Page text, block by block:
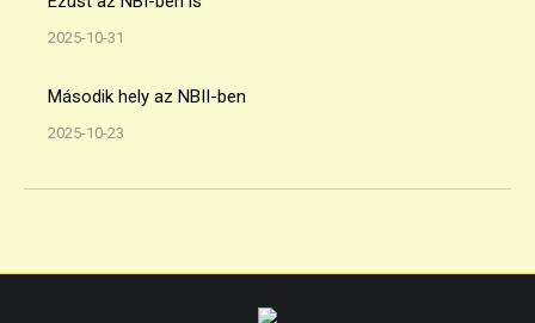
2025-10-31
Második hely az NBII-ben
2025-10-23